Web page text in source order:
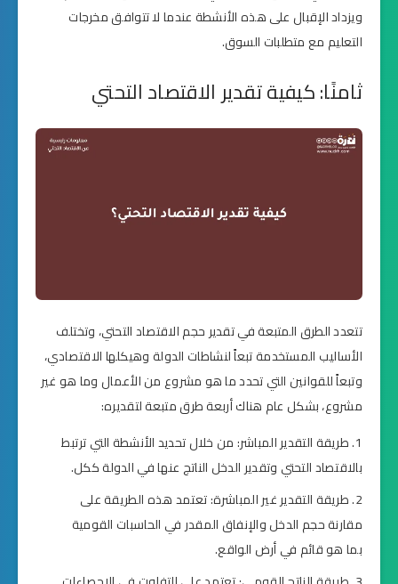
ويزداد الإقبال على هذه الأنشطة عندما لا تتوافق مخرجات
التعليم مع متطلبات السوق.
ثامنًا: كيفية تقدير الاقتصاد التحتي
تتعدد الطرق المتبعة في تقدير حجم الاقتصاد التحتي، وتختلف
الأساليب المستخدمة تبعاً لنشاطات الدولة وهيكلها الاقتصادي،
وتبعاً للقوانين التي تحدد ما هو مشروع من الأعمال وما هو غير
مشروع، بشكل عام هناك أربعة طرق متبعة لتقديره:
طريقة التقدير المباشر: من خلال تحديد الأنشطة التي ترتبط
بالاقتصاد التحتي وتقدير الدخل الناتج عنها في الدولة ككل.
طريقة التقدير غير المباشرة: تعتمد هذه الطريقة على
مقارنة حجم الدخل والإنفاق المقدر في الحاسبات القومية
بما هو قائم في أرض الواقع.